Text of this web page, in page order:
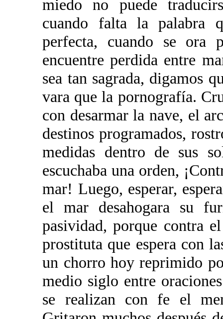
miedo no puede
cuando falta la palabra
perfecta, cuando se ora
encuentre perdida entre
sea tan sagrada, digamos
vara que la pornografía.
con desarmar la nave, el
destinos programados,
medidas dentro de sus
escuchaba una orden,
mar! Luego, esperar,
el mar desahogara su
pasividad, porque contra
prostituta que espera con
un chorro hoy reprimido
medio siglo entre
se realizan con fe el